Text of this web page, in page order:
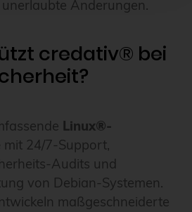
Änderungen.
credativ® bei
Linux®-
mit 24/7-Support,
Audits und
von Debian-Systemen.
maßgeschneiderte